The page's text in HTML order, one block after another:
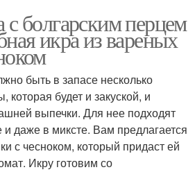
с болгарским перцем
икра из вареных
быть в запасе несколько
которая будет и закуской, и
выпечки. Для нее подходят
даже в миксте. Вам предлагается
с чесноком, который придаст ей
Икру готовим со